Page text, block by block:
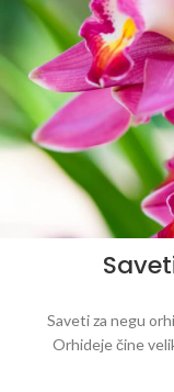
Saveti za negu
Orhideje čine